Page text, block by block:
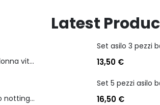
Slip tripack donna vita bassa cotonella art 3165 in cotone elasticizzato
Maglia uomo nottingham in caldo cotone scollo a v manica lunga
Latest
13,50 €
16,50 €